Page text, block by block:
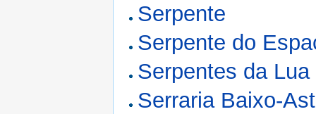
Serpente
Serpente do
Serpentes da Lua
Serraria Baixo-